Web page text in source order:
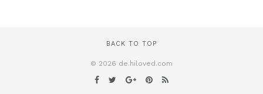
BACK TO TOP
© 2026 de.hiloved.com